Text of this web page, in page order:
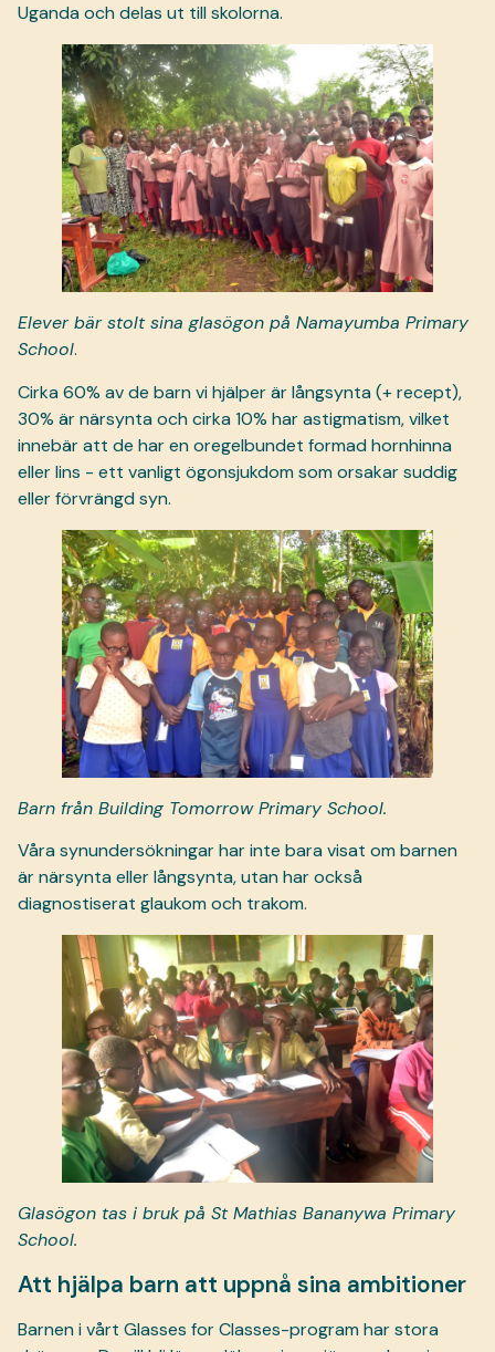
Uganda och delas ut till skolorna.
Elever bär stolt sina glasögon på Namayumba Primary
School.
Cirka 60% av de barn vi hjälper är långsynta (+ recept),
30% är närsynta och cirka 10% har astigmatism, vilket
innebär att de har en oregelbundet formad hornhinna
eller lins - ett vanligt ögonsjukdom som orsakar suddig
eller förvrängd syn.
Barn från Building Tomorrow Primary School.
Våra synundersökningar har inte bara visat om barnen
är närsynta eller långsynta, utan har också
diagnostiserat glaukom och trakom.
Glasögon tas i bruk på St Mathias Bananywa Primary
School.
Att hjälpa barn att uppnå sina ambitioner
Barnen i vårt Glasses for Classes-program har stora